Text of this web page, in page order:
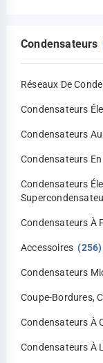
Condensateurs
Réseaux De
Condensateurs
Condensateurs
Condensateurs
Condensateurs
Condensateurs À
Accessoires (256)
Condensateurs
Coupe-Bordures,
Condensateurs À
Condensateurs À